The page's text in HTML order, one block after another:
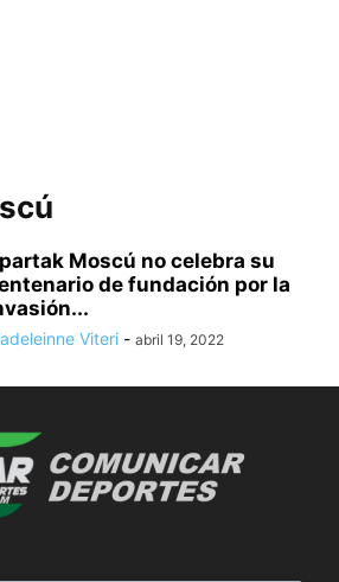
Moscú no celebra su
de fundación por la
Viteri - abril 19, 2022